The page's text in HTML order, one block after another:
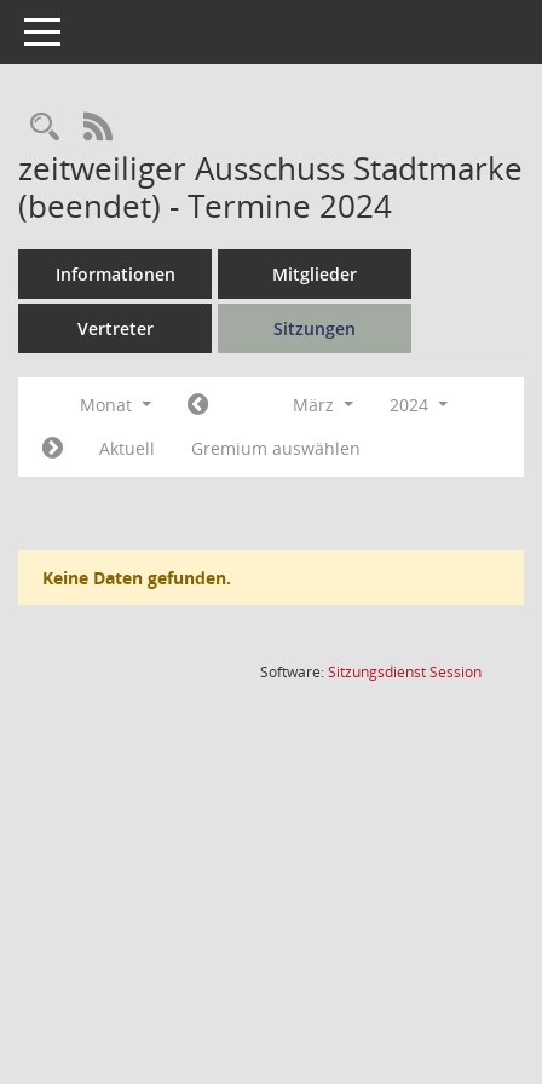
Toggle navigation
Rechercheauswahl
RSS-Feed
zeitweiliger Ausschuss Stadtmarke
(beendet) - Termine 2024
Informationen Mitglieder
Vertreter Sitzungen
Monat März
2024
Aktuell
Gremium auswählen
Keine Daten gefunden.
Software:SitzungsdienstSession(Wird in